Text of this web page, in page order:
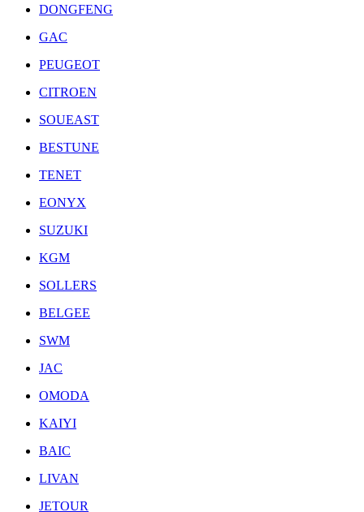
DONGFENG
GAC
PEUGEOT
CITROEN
SOUEAST
BESTUNE
TENET
EONYX
SUZUKI
KGM
SOLLERS
BELGEE
SWM
JAC
OMODA
KAIYI
BAIC
LIVAN
JETOUR